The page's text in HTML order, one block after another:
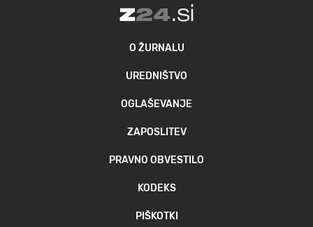
O ŽURNALU
UREDNIŠTVO
OGLAŠEVANJE
ZAPOSLITEV
PRAVNO OBVESTILO
KODEKS
PIŠKOTKI